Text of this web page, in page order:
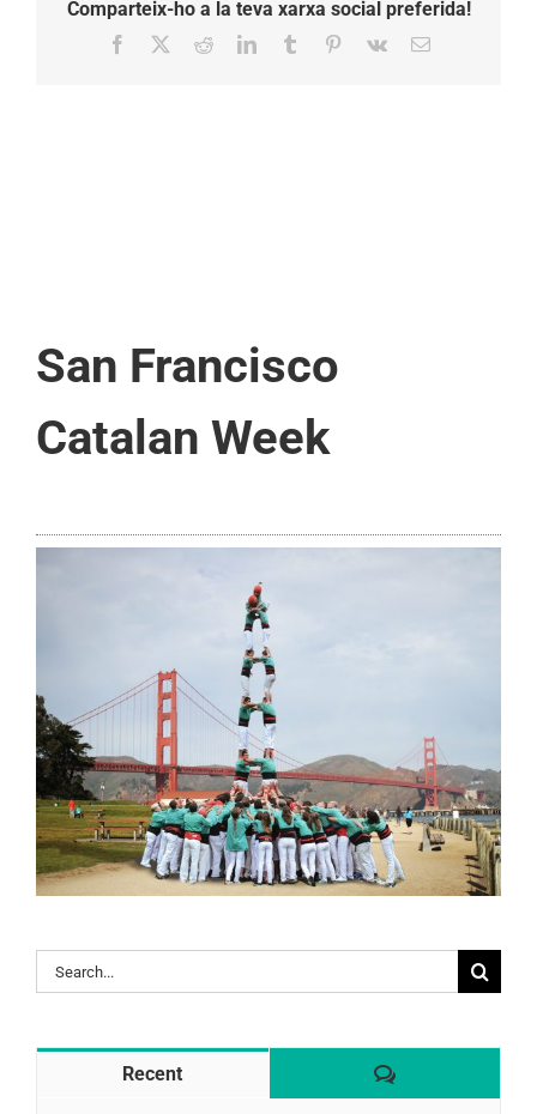
Comparteix-ho a la teva xarxa social preferida!
Facebook RedditLinkedInTumblr Pinterest
Vk Email:
San Francisco
Catalan Week
Search
for:
Recent Comentaris